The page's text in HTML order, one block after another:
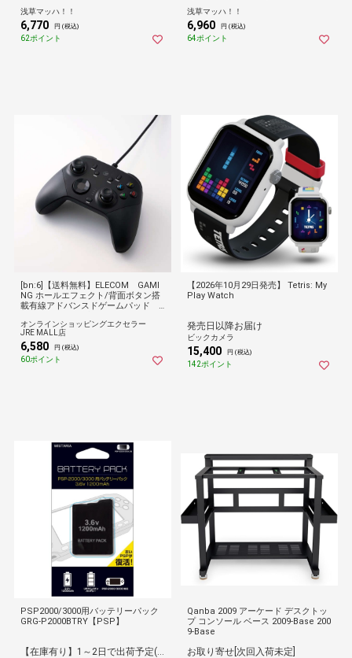
浅草マッハ！！
6,770 円 (税込)
62ポイント
浅草マッハ！！
6,960 円 (税込)
64ポイント
[bn:6]【送料無料】ELECOM GAMI
NG ホールエフェクト/背面ボタン搭
載有線アドバンスドゲームパッド J
オンラインショッピングエクセラー
JRE MALL店
6,580 円 (税込)
60ポイント
【2026年10月29日発売】 Tetris: My
Play Watch
発売日以降お届け
ビックカメラ
15,400 円 (税込)
142ポイント
PSP2000/3000用バッテリーパック
GRG-P2000BTRY【PSP】
Qanba 2009 アーケード デスクトッ
プ コンソール ベース 2009-Base 200
9-Base
お取り寄せ[次回入荷未定]